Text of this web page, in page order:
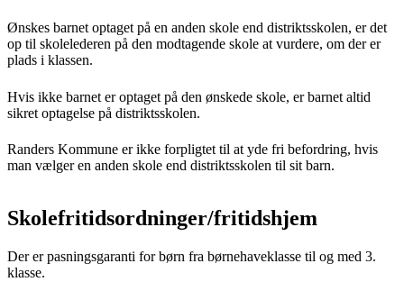
Ønskes barnet optaget på en anden skole end distriktsskolen, er det
op til skolelederen på den modtagende skole at vurdere, om der er
plads i klassen.
Hvis ikke barnet er optaget på den ønskede skole, er barnet altid
sikret optagelse på distriktsskolen.
Randers Kommune er ikke forpligtet til at yde fri befordring, hvis
man vælger en anden skole end distriktsskolen til sit barn.
Skolefritidsordninger/fritidshjem
Der er pasningsgaranti for børn fra børnehaveklasse til og med 3.
klasse.